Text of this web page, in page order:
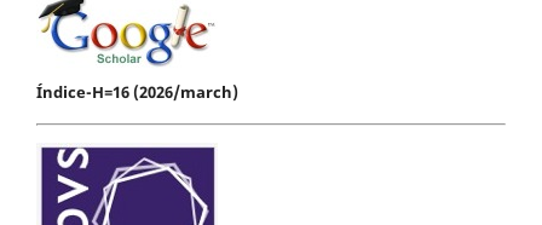
Índice-H=16 (2026/march)